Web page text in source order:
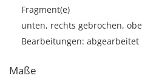
Fragment(e)
unten, rechts gebrochen,
Bearbeitungen: abgearbeitet
Maße